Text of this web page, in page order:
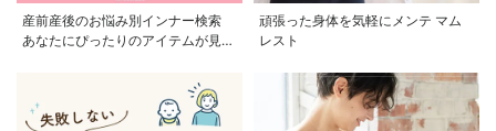
産前産後のお悩み別インナー検索
あなたにぴったりのアイテムが見つ
頑張った身体を気軽にメンテ マム
レスト